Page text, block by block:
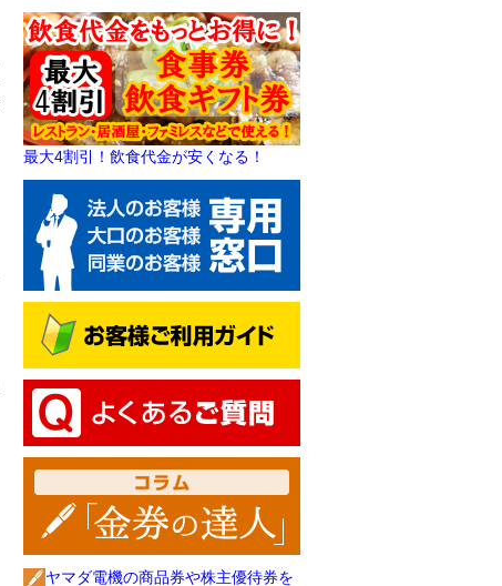
最大4割引！飲食代金が安くなる！
ヤマダ電機の商品券や株主優待券を